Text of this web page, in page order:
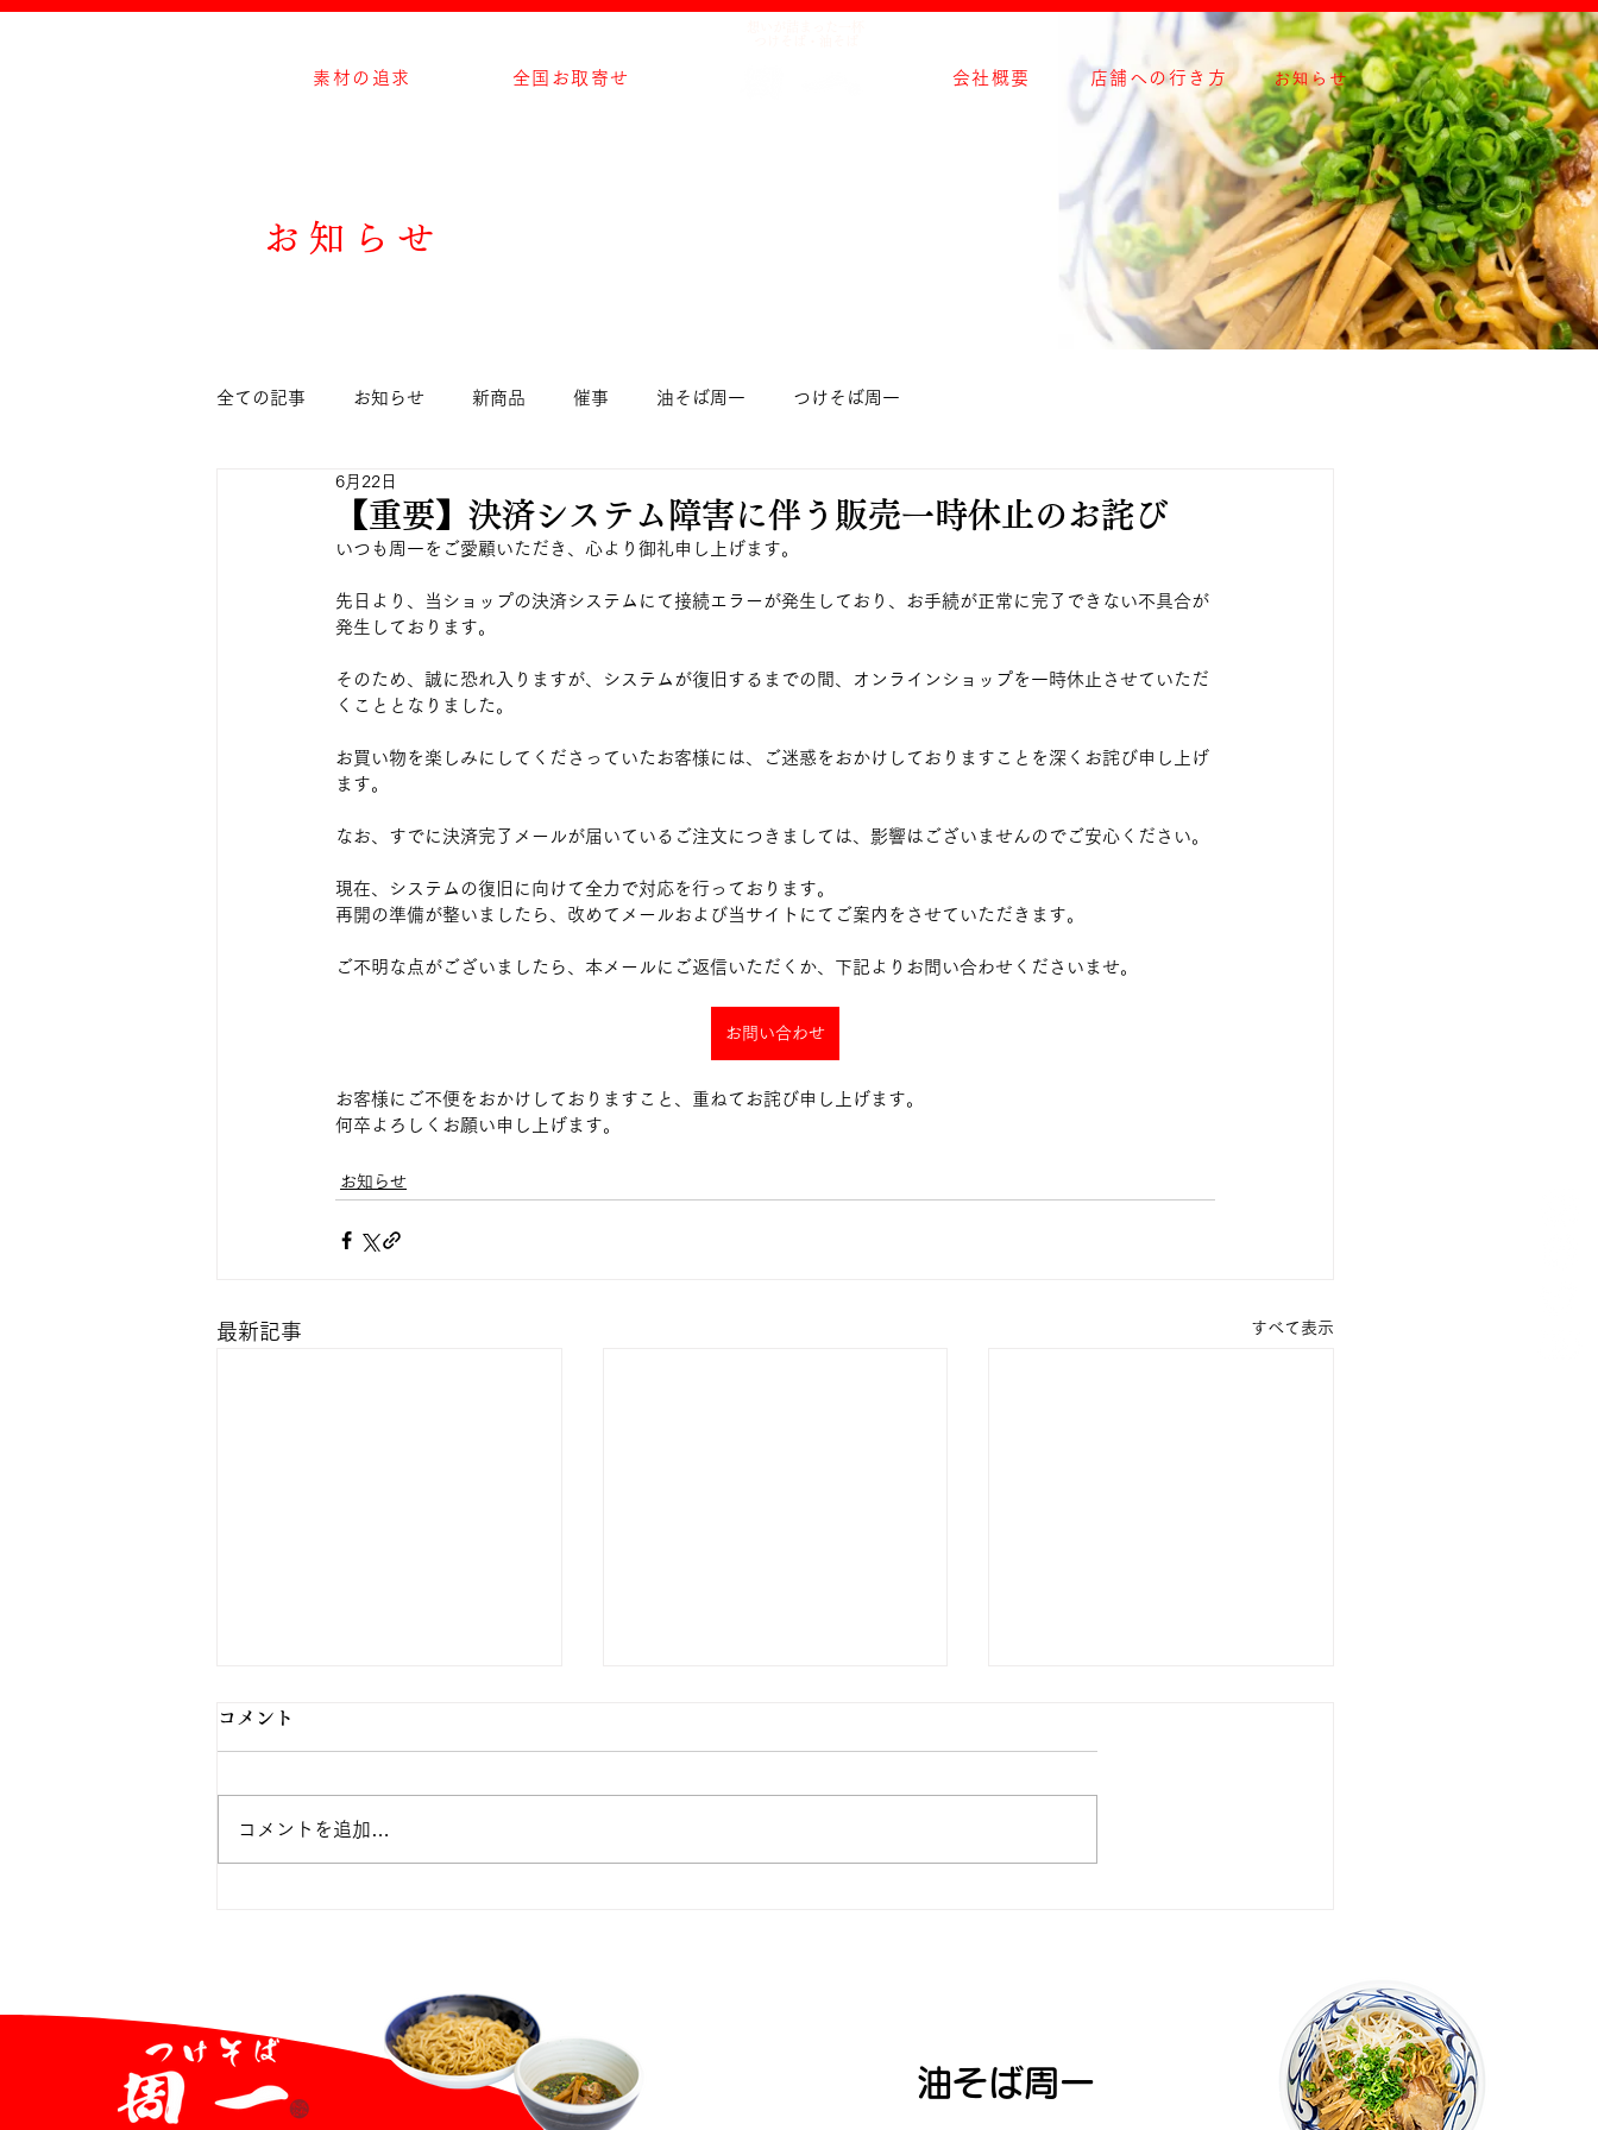
素材の追求 全国お取寄せ 会社概要 店舗への行き方 お知らせ
お知らせ
全ての記事 お知らせ 新商品 催事 油そば周一 つけそば周一
【重要】決済システム障害に伴う販売一時休止のお詫び
6月22日
いつも周一をご愛顧いただき、心より御礼申し上げます。
先日より、当ショップの決済システムにて接続エラーが発生しており、お手続が正常に完了できない不具合が
発生しております。
そのため、誠に恐れ入りますが、システムが復旧するまでの間、オンラインショップを一時休止させていただ
くこととなりました。
お買い物を楽しみにしてくださっていたお客様には、ご迷惑をおかけしておりますことを深くお詫び申し上げ
ます。
なお、すでに決済完了メールが届いているご注文につきましては、影響はございませんのでご安心ください。
現在、システムの復旧に向けて全力で対応を行っております。
再開の準備が整いましたら、改めてメールおよび当サイトにてご案内をさせていただきます。
ご不明な点がございましたら、本メールにご返信いただくか、下記よりお問い合わせくださいませ。
お問い合わせ
お客様にご不便をおかけしておりますこと、重ねてお詫び申し上げます。
何卒よろしくお願い申し上げます。
お知らせ
最新記事 すべて表示
一部再開いたします
コメント
コメントを追加…
油そば周一